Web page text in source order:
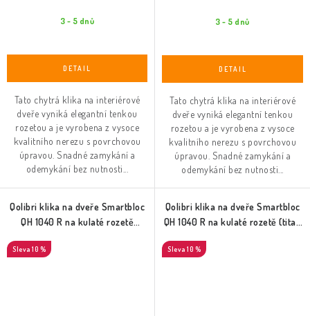
3 - 5 dnů
Tato chytrá klika na interiérové
dveře vyniká elegantní tenkou
rozetou a je vyrobena z vysoce
kvalitního nerezu s povrchovou
úpravou. Snadné zamykání a
odemykání bez nutnosti...
3 - 5 dnů
Tato chytrá klika na interiérové
dveře vyniká elegantní tenkou
rozetou a je vyrobena z vysoce
kvalitního nerezu s povrchovou
úpravou. Snadné zamykání a
odemykání bez nutnosti...
Qolibri klika na dveře Smartbloc
QH 1040 R na kulaté rozetě
10 %
Qolibri klika na dveře Smartbloc
QH 1040 R na kulaté rozetě (titan
10 %